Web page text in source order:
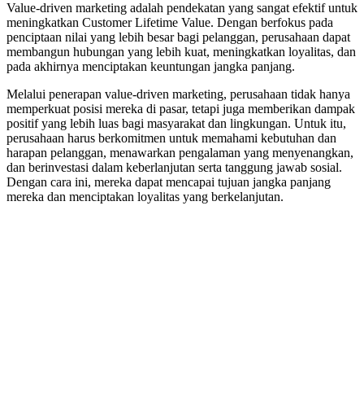
Value-driven marketing adalah pendekatan yang sangat efektif untuk
meningkatkan Customer Lifetime Value. Dengan berfokus pada
penciptaan nilai yang lebih besar bagi pelanggan, perusahaan dapat
membangun hubungan yang lebih kuat, meningkatkan loyalitas, dan
pada akhirnya menciptakan keuntungan jangka panjang.
Melalui penerapan value-driven marketing, perusahaan tidak hanya
memperkuat posisi mereka di pasar, tetapi juga memberikan dampak
positif yang lebih luas bagi masyarakat dan lingkungan. Untuk itu,
perusahaan harus berkomitmen untuk memahami kebutuhan dan
harapan pelanggan, menawarkan pengalaman yang menyenangkan,
dan berinvestasi dalam keberlanjutan serta tanggung jawab sosial.
Dengan cara ini, mereka dapat mencapai tujuan jangka panjang
mereka dan menciptakan loyalitas yang berkelanjutan.